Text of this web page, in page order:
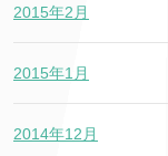
2015年2月
2015年1月
2014年12月